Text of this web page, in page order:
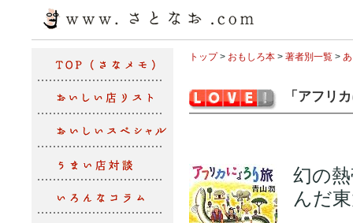
トップ> おもしろ本 > 著者別一覧 > あ
「アフリ
幻の
んだ